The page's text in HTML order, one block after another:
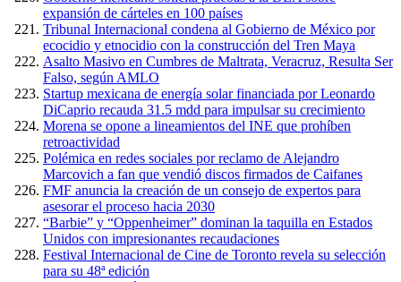
expansión de cárteles en 100 países
Tribunal Internacional condena al Gobierno de México por
ecocidio y etnocidio con la construcción del Tren Maya
Asalto Masivo en Cumbres de Maltrata, Veracruz, Resulta Ser
Falso, según AMLO
Startup mexicana de energía solar financiada por Leonardo
DiCaprio recauda 31.5 mdd para impulsar su crecimiento
Morena se opone a lineamientos del INE que prohíben
retroactividad
Polémica en redes sociales por reclamo de Alejandro
Marcovich a fan que vendió discos firmados de Caifanes
FMF anuncia la creación de un consejo de expertos para
asesorar el proceso hacia 2030
“Barbie” y “Oppenheimer” dominan la taquilla en Estados
Unidos con impresionantes recaudaciones
Festival Internacional de Cine de Toronto revela su selección
para su 48ª edición